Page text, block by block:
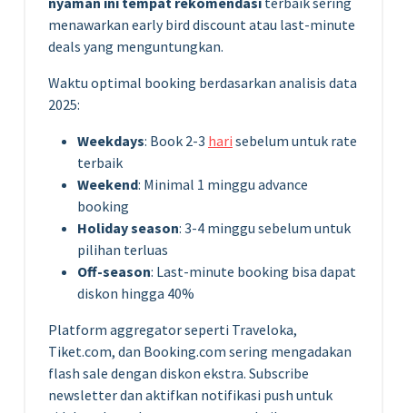
menawarkan early bird discount atau last-minute
deals yang menguntungkan.
Waktu optimal booking berdasarkan analisis data
2025:
Weekdays: Book 2-3 hari sebelum untuk rate
terbaik
Weekend: Minimal 1 minggu advance
booking
Holiday season: 3-4 minggu sebelum untuk
pilihan terluas
Off-season: Last-minute booking bisa dapat
diskon hingga 40%
Platform aggregator seperti Traveloka,
Tiket.com, dan Booking.com sering mengadakan
flash sale dengan diskon ekstra. Subscribe
newsletter dan aktifkan notifikasi push untuk